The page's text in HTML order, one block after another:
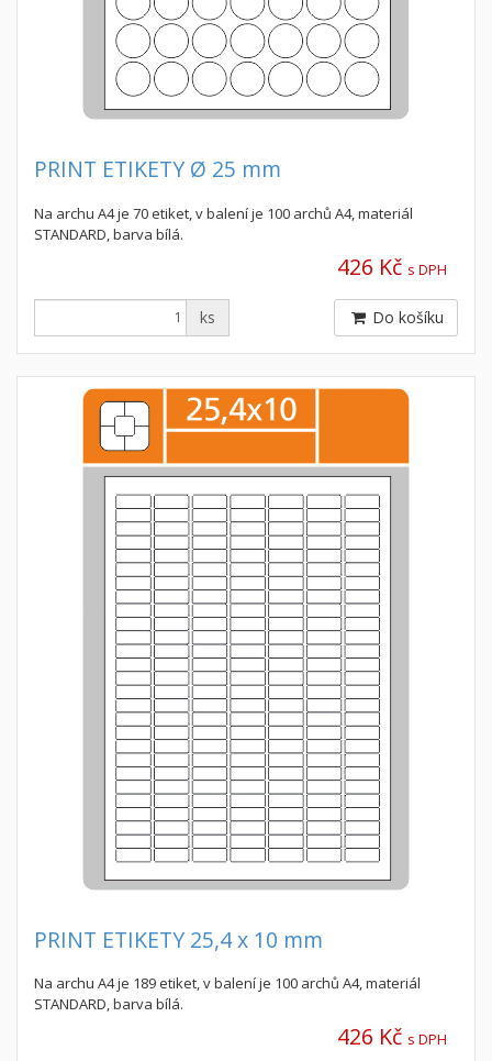
PRINT ETIKETY Ø 25 mm
Na archu A4 je 70 etiket, v balení je 100 archů A4, materiál
STANDARD, barva bílá.
426 Kč s DPH
ks Do košíku
PRINT ETIKETY 25,4 x 10 mm
Na archu A4 je 189 etiket, v balení je 100 archů A4, materiál
STANDARD, barva bílá.
426 Kč s DPH